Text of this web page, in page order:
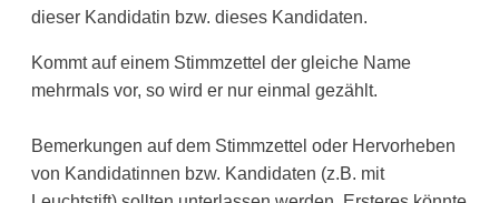
dieser Kandidatin bzw. dieses Kandidaten.
Kommt auf einem Stimmzettel der gleiche Name
mehrmals vor, so wird er nur einmal gezählt.
Bemerkungen auf dem Stimmzettel oder Hervorheben
von Kandidatinnen bzw. Kandidaten (z.B. mit